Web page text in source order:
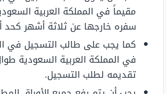
مقيماً في المملكة العربية
سفره خارجها عن ثلاثة أشهر
كما يجب على طالب التسجيل في
في المملكة العربية السعودية
تقديمه لطلب التسجيل.